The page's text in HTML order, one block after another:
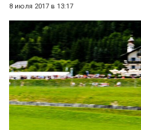
8 июля 2017 в 13:17